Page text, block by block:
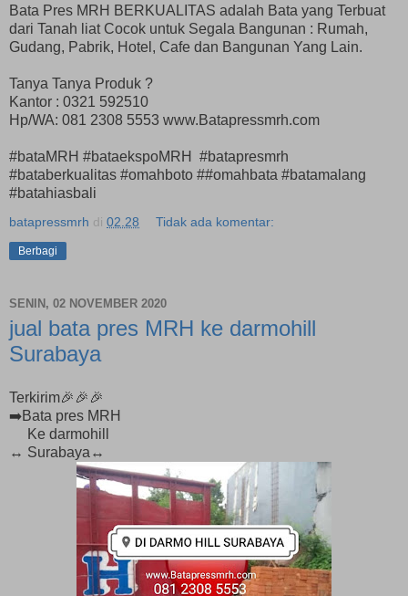
Bata Pres MRH BERKUALITAS adalah Bata yang Terbuat
dari Tanah liat Cocok untuk Segala Bangunan : Rumah,
Gudang, Pabrik, Hotel, Cafe dan Bangunan Yang Lain.
Tanya Tanya Produk ?
Kantor : 0321 592510
Hp/WA: 081 2308 5553 www.Batapressmrh.com
#bataMRH #bataekspoMRH #batapresmrh
#bataberkualitas #omahboto ##omahbata #batamalang
#batahiasbali
batapressmrh di 02.28 Tidak ada komentar:
Berbagi
SENIN, 02 NOVEMBER 2020
jual bata pres MRH ke darmohill
Surabaya
Terkirim🎉🎉🎉
➡️Bata pres MRH
Ke darmohill
↔️ Surabaya↔️